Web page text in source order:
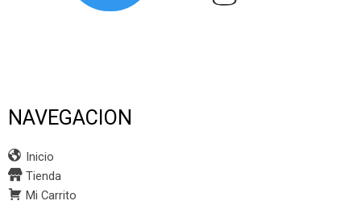
NAVEGACION
Inicio
Tienda
Mi Carrito